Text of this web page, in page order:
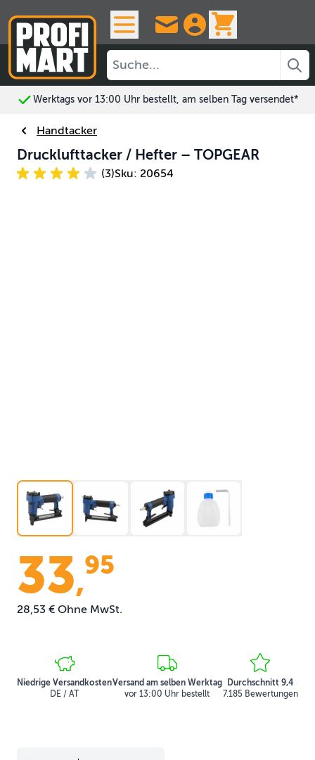
Werktags vor 13:00 Uhr bestellt, am selben Tag versendet*
Handtacker
Drucklufttacker / Hefter – TOPGEAR
(3)Sku: 20654
33,95
28,53 € Ohne MwSt.
Niedrige Versandkosten
DE / AT
Versand am selben Werktag
vor 13:00 Uhr bestellt
Durchschnitt 9,4
7.185 Bewertungen